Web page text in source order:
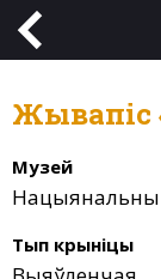
Музей
Нацыянальны
Тып крыніцы